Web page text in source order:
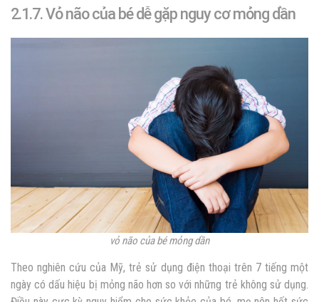
2.1.7. Vỏ não của bé dễ gặp nguy cơ mỏng dần
vỏ não của bé mỏng dần
Theo nghiên cứu của Mỹ, trẻ sử dụng điện thoại trên 7 tiếng một
ngày có dấu hiệu bị mỏng não hơn so với những trẻ không sử dụng.